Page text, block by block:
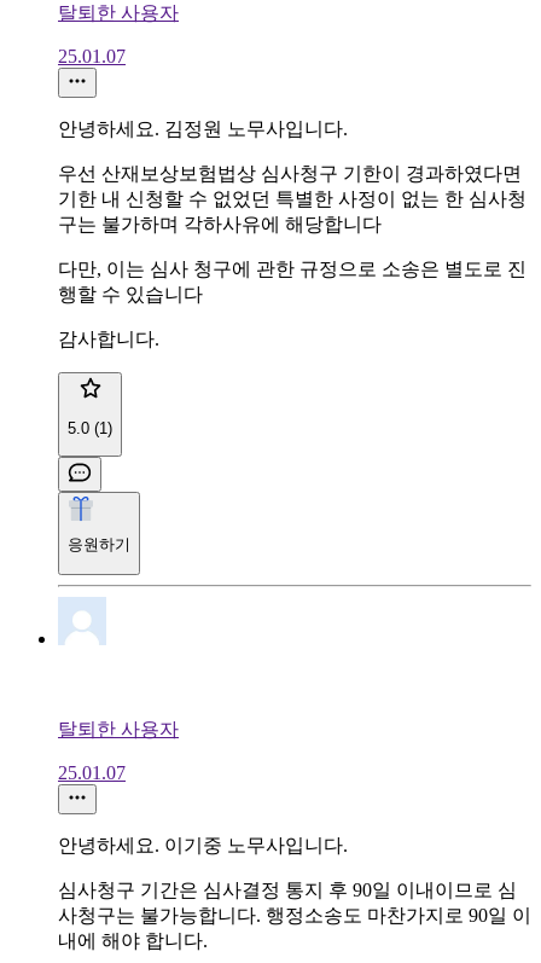
탈퇴한 사용자
25.01.07
안녕하세요. 김정원 노무사입니다.
우선 산재보상보험법상 심사청구 기한이 경과하였다면
기한 내 신청할 수 없었던 특별한 사정이 없는 한 심사청
구는 불가하며 각하사유에 해당합니다
다만, 이는 심사 청구에 관한 규정으로 소송은 별도로 진
행할 수 있습니다
감사합니다.
5.0 (1)
응원하기
탈퇴한 사용자
25.01.07
안녕하세요. 이기중 노무사입니다.
심사청구 기간은 심사결정 통지 후 90일 이내이므로 심
사청구는 불가능합니다. 행정소송도 마찬가지로 90일 이
내에 해야 합니다.